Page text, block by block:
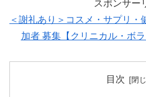
スポンサー
＜謝礼あり＞コスメ・サプリ・
加者 募集【クリニカル・ボ
目次